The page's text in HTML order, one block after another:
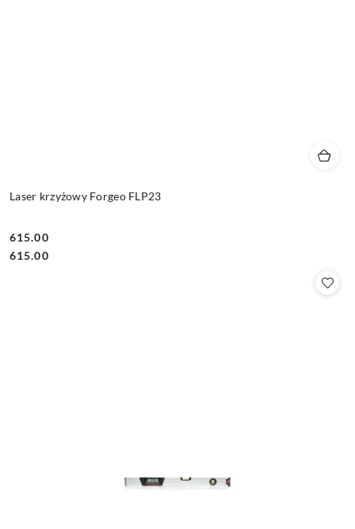
Laser krzyżowy Forgeo FLP23
Cena:
615.00
Cena:
615.00